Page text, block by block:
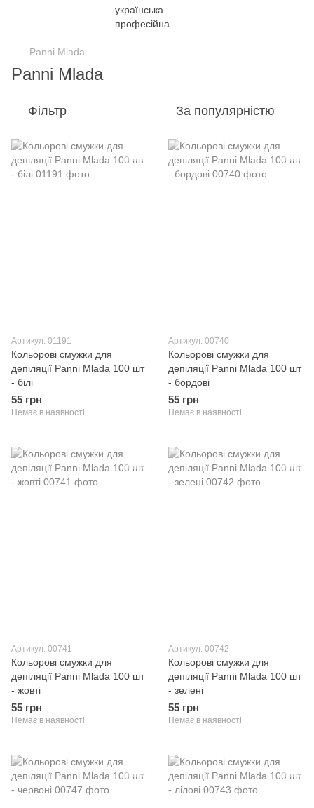
Panni Mlada
Panni Mlada
Фільтр За популярністю
Артикул: 01191
Кольорові смужки для
депіляції Panni Mlada 100 шт
- білі
55 грн
Немає в наявності
Артикул: 00740
Кольорові смужки для
депіляції Panni Mlada 100 шт
- бордові
55 грн
Немає в наявності
Артикул: 00741
Кольорові смужки для
депіляції Panni Mlada 100 шт
- жовті
55 грн
Немає в наявності
Артикул: 00742
Кольорові смужки для
депіляції Panni Mlada 100 шт
- зелені
55 грн
Немає в наявності